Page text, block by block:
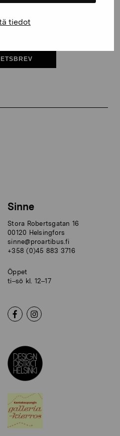
tiedot
Sinne
Stora Robertsgatan 16
00120 Helsingfors
sinne@proartibus.fi
+358 (0)45 883 3716
Öppet
ti–sö kl. 12–17